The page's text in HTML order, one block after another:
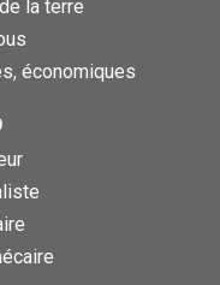
la terre
économiques